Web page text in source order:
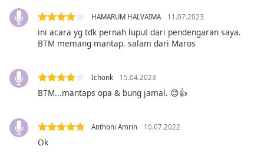
Audio
Track
Picture
Fullscreen
modal
HAMARUM HALVAIMA 11.07.2023
ini acara yg tdk pernah luput dari pendengaran saya.
BTM memang mantap. salam dari Maros
Ichonk 15.04.2023
BTM...mantaps opa & bung jamal. 😊👍
Anthoni Amrin 10.07.2022
Ok